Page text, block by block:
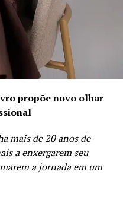
propõe novo olhar
mais de 20 anos de
a enxergarem seu
a jornada em um